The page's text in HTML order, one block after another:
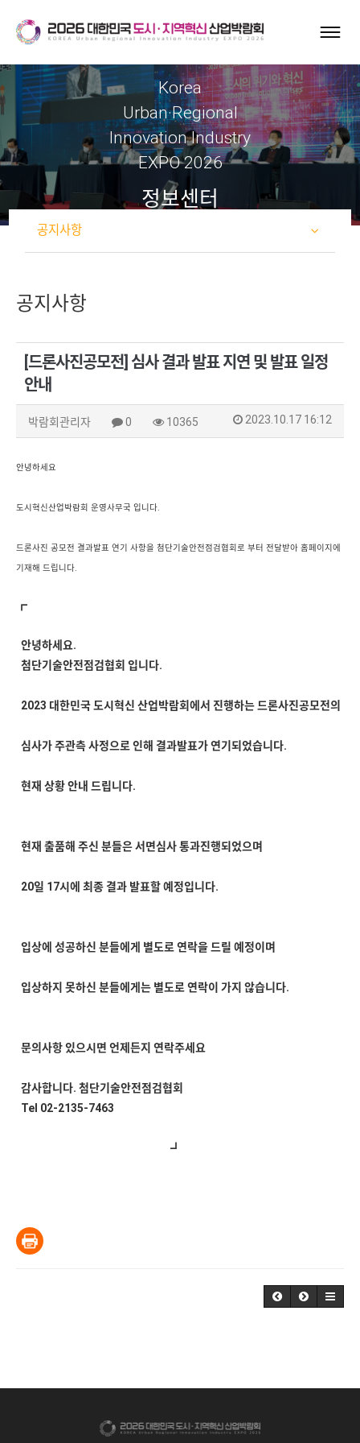
Korea
Urban·Regional
Innovation Industry
EXPO 2026
정보센터
공지사항
공지사항
[드론사진공모전] 심사 결과 발표 지연 및 발표 일정
안내
박람회관리자 0 10365 2023.10.17 16:12
안녕하세요
도시혁신산업박람회 운영사무국 입니다.
드론사진 공모전 결과발표 연기 사항을 첨단기술안전점검협회로 부터 전달받아 홈페이지에
기재해 드립니다.
┏
안녕하세요.
첨단기술안전점검협회 입니다.
2023 대한민국 도시혁신 산업박람회에서 진행하는 드론사진공모전의
심사가 주관측 사정으로 인해 결과발표가 연기되었습니다.
현재 상황 안내 드립니다.
현재 출품해 주신 분들은 서면심사 통과진행되었으며
20일 17시에 최종 결과 발표할 예정입니다.
입상에 성공하신 분들에게 별도로 연락을 드릴 예정이며
입상하지 못하신 분들에게는 별도로 연락이 가지 않습니다.
문의사항 있으시면 언제든지 연락주세요
감사합니다. 첨단기술안전점검협회
Tel 02-2135-7463​
┛